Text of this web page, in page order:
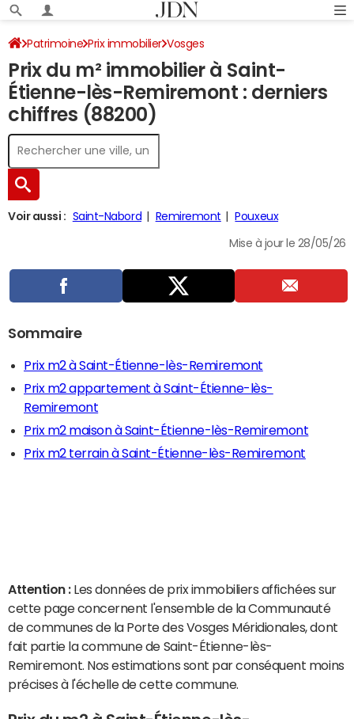
Patrimoine Prix immobilier Vosges
Saint-Étienne-lès-Remiremont
Prix du m² immobilier à Saint-
Étienne-lès-Remiremont : derniers
chiffres (88200)
Voir aussi : Saint-Nabord Remiremont Pouxeux
Mise à jour le 28/05/26
Sommaire
Prix m2 à Saint-Étienne-lès-Remiremont
Prix m2 appartement à Saint-Étienne-lès-
Remiremont
Prix m2 maison à Saint-Étienne-lès-Remiremont
Prix m2 terrain à Saint-Étienne-lès-Remiremont
Attention : Les données de prix immobiliers affichées sur
cette page concernent l'ensemble de la Communauté
de communes de la Porte des Vosges Méridionales, dont
fait partie la commune de Saint-Étienne-lès-
Remiremont. Nos estimations sont par conséquent moins
précises à l'échelle de cette commune.